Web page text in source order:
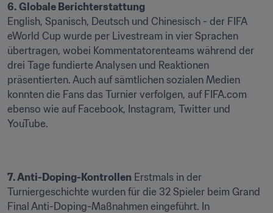
6. Globale Berichterstattung
English, Spanisch, Deutsch und Chinesisch - der FIFA
eWorld Cup wurde per Livestream in vier Sprachen
übertragen, wobei Kommentatorenteams während der
drei Tage fundierte Analysen und Reaktionen
präsentierten. Auch auf sämtlichen sozialen Medien
konnten die Fans das Turnier verfolgen, auf FIFA.com
ebenso wie auf Facebook, Instagram, Twitter und
YouTube.
7. Anti-Doping-Kontrollen Erstmals in der
Turniergeschichte wurden für die 32 Spieler beim Grand
Final Anti-Doping-Maßnahmen eingeführt. In